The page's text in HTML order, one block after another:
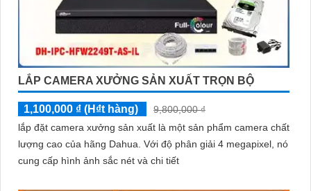
LẮP CAMERA XƯỞNG SẢN XUẤT TRỌN BỘ
1,100,000 ₫ (H₫t hàng)
9,800,000 ₫
lắp đặt camera xưởng sản xuất là một sản phẩm camera chất
lượng cao của hãng Dahua. Với độ phân giải 4 megapixel, nó
cung cấp hình ảnh sắc nét và chi tiết